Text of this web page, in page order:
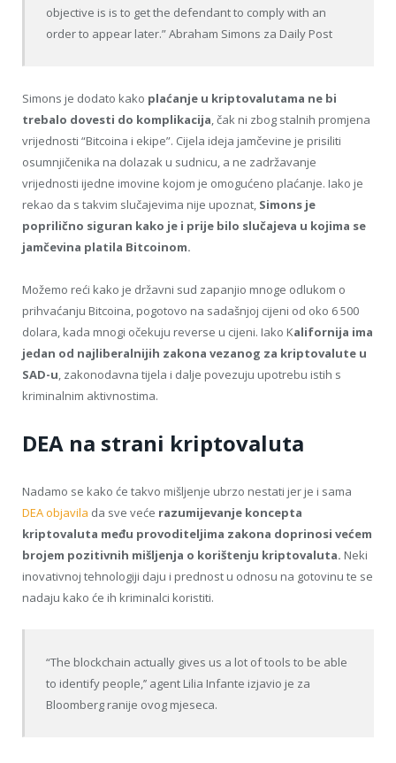
objective is is to get the defendant to comply with an
order to appear later.” Abraham Simons za Daily Post
Simons je dodato kako plaćanje u kriptovalutama ne bi
trebalo dovesti do komplikacija, čak ni zbog stalnih promjena
vrijednosti “Bitcoina i ekipe”. Cijela ideja jamčevine je prisiliti
osumnjičenika na dolazak u sudnicu, a ne zadržavanje
vrijednosti ijedne imovine kojom je omogućeno plaćanje. Iako je
rekao da s takvim slučajevima nije upoznat, Simons je
poprilično siguran kako je i prije bilo slučajeva u kojima se
jamčevina platila Bitcoinom.
Možemo reći kako je državni sud zapanjio mnoge odlukom o
prihvaćanju Bitcoina, pogotovo na sadašnjoj cijeni od oko 6 500
dolara, kada mnogi očekuju reverse u cijeni. Iako Kalifornija ima
jedan od najliberalnijih zakona vezanog za kriptovalute u
SAD-u, zakonodavna tijela i dalje povezuju upotrebu istih s
kriminalnim aktivnostima.
DEA na strani kriptovaluta
Nadamo se kako će takvo mišljenje ubrzo nestati jer je i sama
DEA objavila da sve veće razumijevanje koncepta
kriptovaluta među provoditeljima zakona doprinosi većem
brojem pozitivnih mišljenja o korištenju kriptovaluta. Neki
inovativnoj tehnologiji daju i prednost u odnosu na gotovinu te se
nadaju kako će ih kriminalci koristiti.
“The blockchain actually gives us a lot of tools to be able
to identify people,’’ agent Lilia Infante izjavio je za
Bloomberg ranije ovog mjeseca.